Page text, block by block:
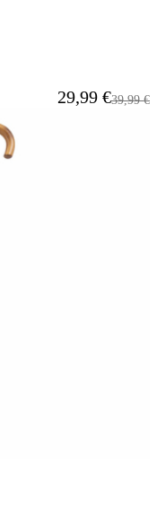
Ab
29,99 €39,99 €